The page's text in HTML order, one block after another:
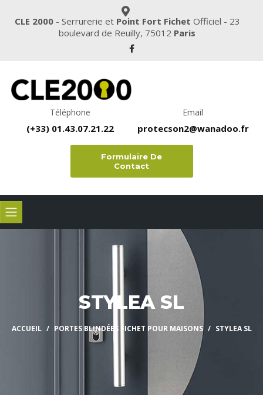
CLE 2000- Serrurerie et Point Fort Fichet Officiel - 23
boulevard de Reuilly, 75012 Paris
Téléphone
(+33) 01.43.07.21.22
Email
protecson2@wanadoo.fr
Formulaire De
Contact
STYLEA SL
ACCUEIL PORTES BLINDÉES FICHET POUR MAISONS STYLEA SL